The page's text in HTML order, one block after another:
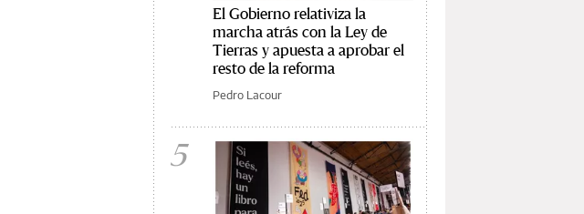
El Gobierno relativiza la
marcha atrás con la Ley de
Tierras y apuesta a aprobar el
resto de la reforma
Pedro Lacour
5